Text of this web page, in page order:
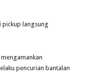
pickup langsung
pencurian bantalan